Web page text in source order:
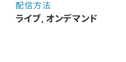
配信方法
ライブ, オンデマンド